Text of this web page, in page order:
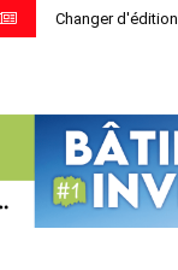
Changer d'édition